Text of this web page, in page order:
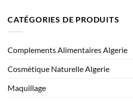
CATÉGORIES DE PRODUITS
Complements Alimentaires Algerie
Cosmétique Naturelle Algerie
Maquillage